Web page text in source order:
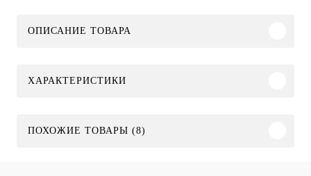
ОПИСАНИЕ ТОВАРА
ХАРАКТЕРИСТИКИ
ПОХОЖИЕ ТОВАРЫ (8)